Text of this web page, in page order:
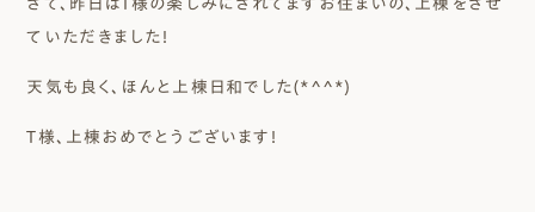
さて、昨日はＴ様の楽しみにされてますお住まいの、上棟をさせ
ていただきました！
天気も良く、ほんと上棟日和でした(*^^*)
Ｔ様、上棟おめでとうございます！